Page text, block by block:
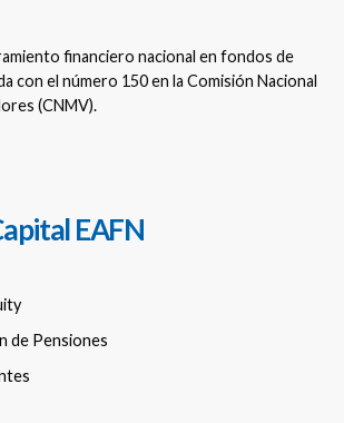
financiero nacional en fondos de
con el número 150 en la Comisión Nacional
(CNMV).
EAFN
de Pensiones